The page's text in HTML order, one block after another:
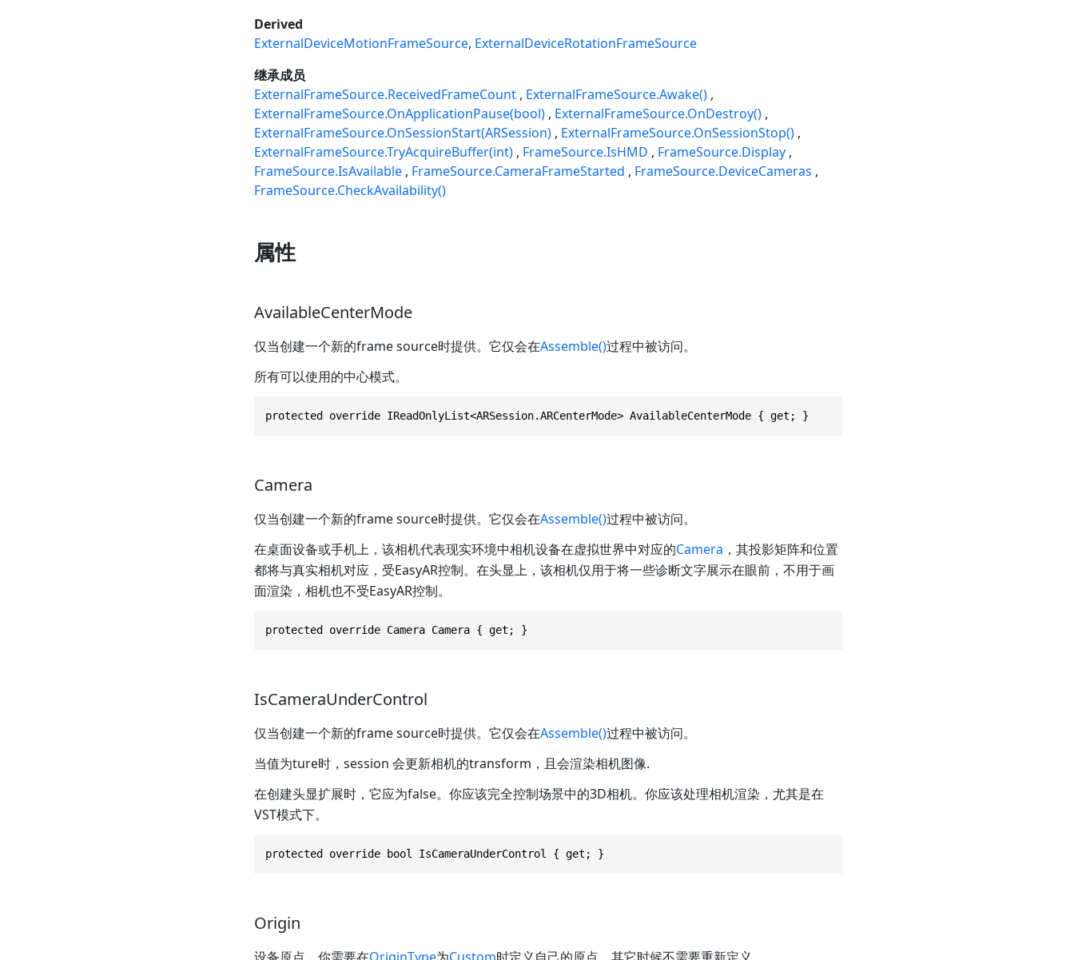
Derived
ExternalDeviceMotionFrameSource ExternalDeviceRotationFrameSource
继承成员
ExternalFrameSource.ReceivedFrameCount
ExternalFrameSource.Awake()
ExternalFrameSource.OnApplicationPause(bool)
ExternalFrameSource.OnDestroy()
ExternalFrameSource.OnSessionStart(ARSession)
ExternalFrameSource.OnSessionStop()
ExternalFrameSource.TryAcquireBuffer(int)
FrameSource.IsHMD
FrameSource.Display
FrameSource.IsAvailable
FrameSource.CameraFrameStarted
FrameSource.DeviceCameras
FrameSource.CheckAvailability()
属性
AvailableCenterMode
仅当创建一个新的frame source时提供。它仅会在Assemble()过程中被访问。
所有可以使用的中心模式。
protected override IReadOnlyList<ARSession.ARCenterMode> AvailableCenterMode { get; }
Camera
仅当创建一个新的frame source时提供。它仅会在Assemble()过程中被访问。
在桌面设备或手机上，该相机代表现实环境中相机设备在虚拟世界中对应的Camera ，其投影矩阵和位置
都将与真实相机对应，受EasyAR控制。在头显上，该相机仅用于将一些诊断文字展示在眼前，不用于画
面渲染，相机也不受EasyAR控制。
protected override Camera Camera { get; }
IsCameraUnderControl
仅当创建一个新的frame source时提供。它仅会在Assemble()过程中被访问。
当值为ture时，session 会更新相机的transform，且会渲染相机图像.
在创建头显扩展时，它应为false。你应该完全控制场景中的3D相机。你应该处理相机渲染，尤其是在
VST模式下。
protected override bool IsCameraUnderControl { get; }
Origin
设备原点。你需要在OriginType为Custom时定义自己的原点，其它时候不需要重新定义。